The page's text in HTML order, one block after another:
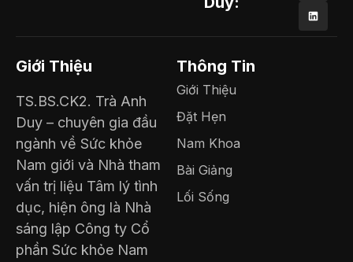
Giới Thiệu
TS.BS.CK2. Trà Anh
Duy – chuyên gia đầu
ngành về Sức khỏe
Nam giới và Nhà tham
vấn trị liệu Tâm lý tình
dục, hiện ông là Nhà
sáng lập Công ty Cổ
phần Sức khỏe Nam
Thông Tin
Giới Thiệu
Đặt Hẹn
Nam Khoa
Bài Giảng
Lối Sống